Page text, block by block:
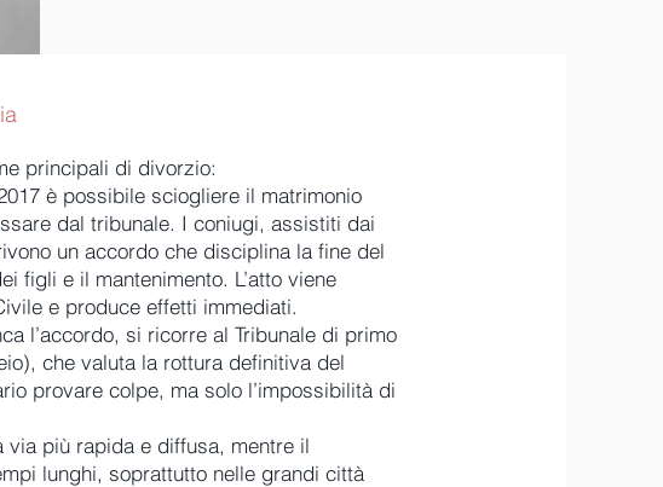
principali di divorzio:
è possibile sciogliere il matrimonio
dal tribunale. I coniugi, assistiti dai
un accordo che disciplina la fine del
figli e il mantenimento. L’atto viene
e produce effetti immediati.
l’accordo, si ricorre al Tribunale di primo
che valuta la rottura definitiva del
provare colpe, ma solo l’impossibilità di
via più rapida e diffusa, mentre il
lunghi, soprattutto nelle grandi città